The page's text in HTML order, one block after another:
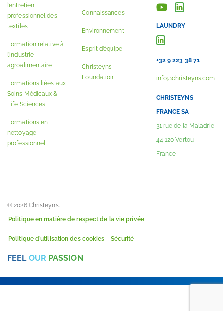
l’entretien
professionnel des
textiles
Formation relative à
l’industrie
agroalimentaire
Formations liées aux
Soins Médicaux &
Life Sciences
Formations en
nettoyage
professionnel
Connaissances
Environnement
Esprit d’équipe
Christeyns
Foundation
LAUNDRY
+32 9 223 38 71
info@christeyns.com
CHRISTEYNS
FRANCE SA
31 rue de la Maladrie
44 120 Vertou
France
© 2026 Christeyns.
Politique en matière de respect de la vie privée
Politique d’utilisation des cookies Sécurité
FEEL OUR PASSION